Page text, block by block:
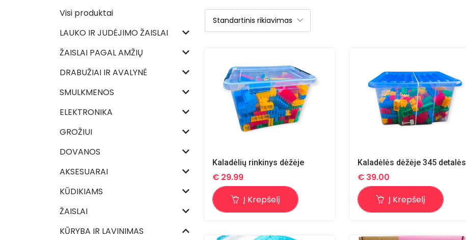
Visi produktai
LAUKO IR JUDĖJIMO ŽAISLAI
ŽAISLAI PAGAL AMŽIŲ
DRABUŽIAI IR AVALYNĖ
SMULKMENOS
ELEKTRONIKA
GROŽIUI
DOVANOS
AKSESUARAI
KŪDIKIAMS
ŽAISLAI
KŪRYBA IR LAVINIMAS
Kaladėlių rinkinys dėžėje
€ 29.99
Į Krepšelį
Kaladėlės dėžėje 345 detalės
€ 39.00
Į Krepšelį